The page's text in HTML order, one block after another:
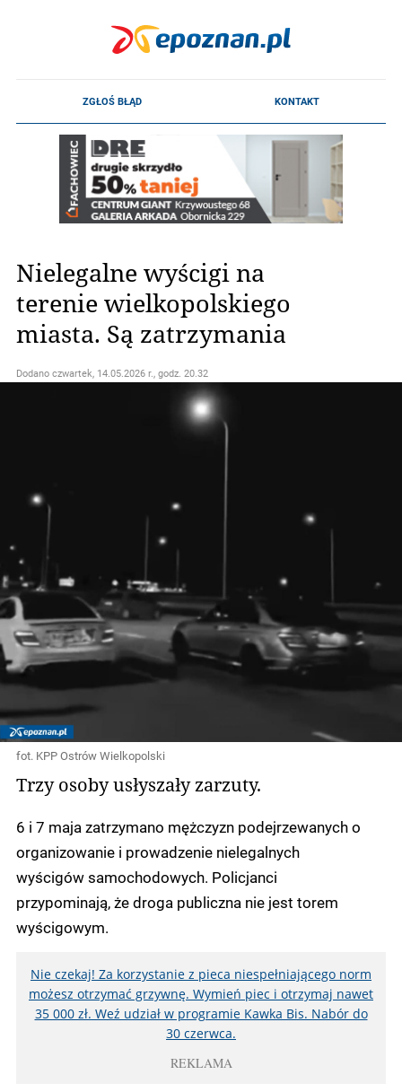
Nielegalne wyścigi na
terenie wielkopolskiego
miasta. Są zatrzymania
Dodano czwartek, 14.05.2026 r., godz. 20.32
fot. KPP Ostrów Wielkopolski
Trzy osoby usłyszały zarzuty.
6 i 7 maja zatrzymano mężczyzn podejrzewanych o
organizowanie i prowadzenie nielegalnych
wyścigów samochodowych. Policjanci
przypominają, że droga publiczna nie jest torem
wyścigowym.
Nie czekaj! Za korzystanie z pieca niespełniającego norm
możesz otrzymać grzywnę. Wymień piec i otrzymaj nawet
35 000 zł. Weź udział w programie Kawka Bis. Nabór do
30 czerwca.
REKLAMA